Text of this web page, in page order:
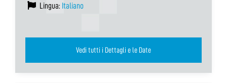
Lingua: Italiano
Vedi tutti i Dettagli e le Date